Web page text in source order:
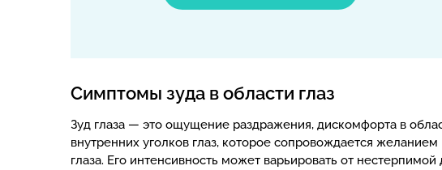
Симптомы зуда в области глаз
Зуд глаза — это ощущение раздражения, дискомфорта в
внутренних уголков глаз, которое сопровождается желанием
глаза. Его интенсивность может варьировать от